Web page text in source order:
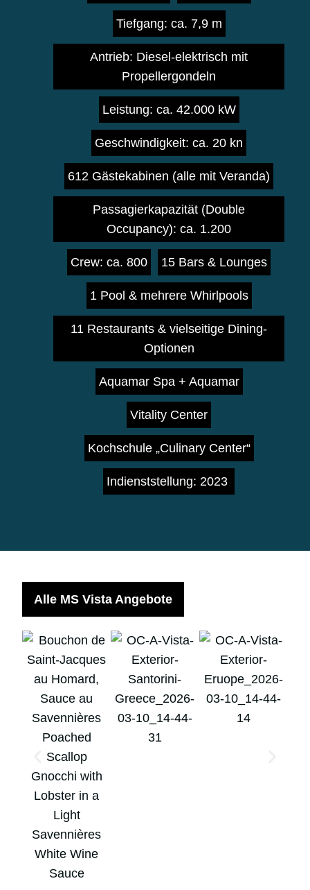
Tiefgang: ca. 7,9 m
Antrieb: Diesel-elektrisch mit
Propellergondeln
Leistung: ca. 42.000 kW
Geschwindigkeit: ca. 20 kn
612 Gästekabinen (alle mit Veranda)
Passagierkapazität (Double
Occupancy): ca. 1.200
Crew: ca. 800 15 Bars & Lounges
1 Pool & mehrere Whirlpools
11 Restaurants & vielseitige Dining-
Optionen
Aquamar Spa + Aquamar
Vitality Center
Kochschule „Culinary Center“
Indienststellung: 2023
Alle MS Vista Angebote